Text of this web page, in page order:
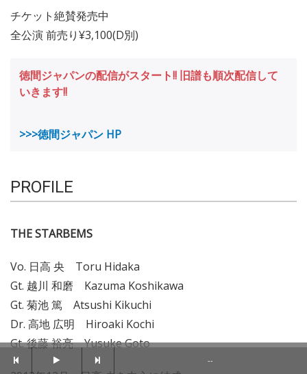
チケット絶賛発売中
全公演 前売り¥3,100(D別)
徳間ジャパンの配信がスタート!! 旧譜も順次配信して
いきます!!
>>>徳間ジャパン HP
PROFILE
THE STARBEMS
Vo. 日高 央 Toru Hidaka
Gt. 越川 和磨 Kazuma Koshikawa
Gt. 菊池 篤 Atsushi Kikuchi
Dr. 高地 広明 Hiroaki Kochi
Gt. 後藤 裕亮 Yusuke Goto
--